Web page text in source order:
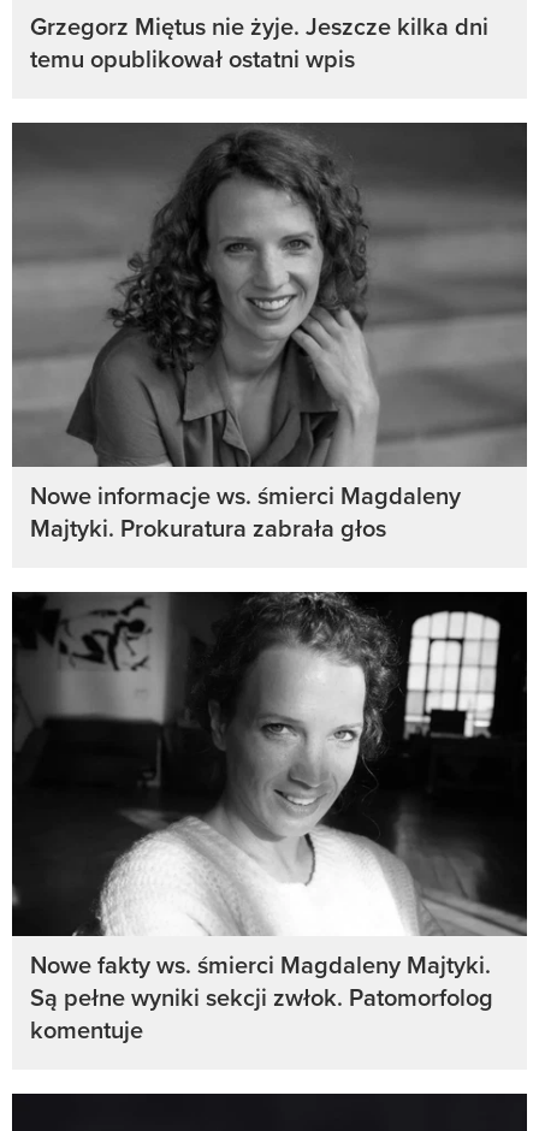
Grzegorz Miętus nie żyje. Jeszcze kilka dni
temu opublikował ostatni wpis
Nowe informacje ws. śmierci Magdaleny
Majtyki. Prokuratura zabrała głos
Nowe fakty ws. śmierci Magdaleny Majtyki.
Są pełne wyniki sekcji zwłok. Patomorfolog
komentuje